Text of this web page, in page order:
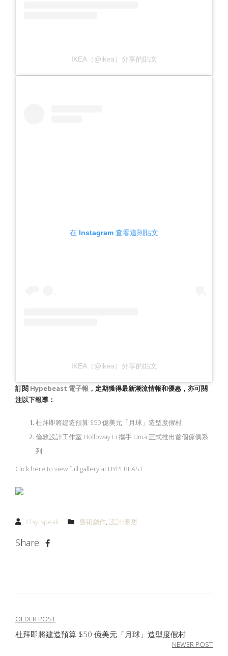
IKEA（@ikea）分享的貼文
在 Instagram 查看這則貼文
IKEA（@ikea）分享的貼文
訂閱 Hypebeast 電子報 ，定期獲得最新潮流情報和優惠，亦可關
注以下報導：
杜拜即將建造預算 $50 億美元「月球」造型度假村
倫敦設計工作室 Holloway Li 攜手 Uma 正式推出首個傢俱系
列
Click here to view full gallery at HYPEBEAST
Clay_speak 藝術創作, 設計/家居
Share:
文
章
OLDER POST
杜拜即將建造預算 $50 億美元「月球」造型度假村
NEWER POST